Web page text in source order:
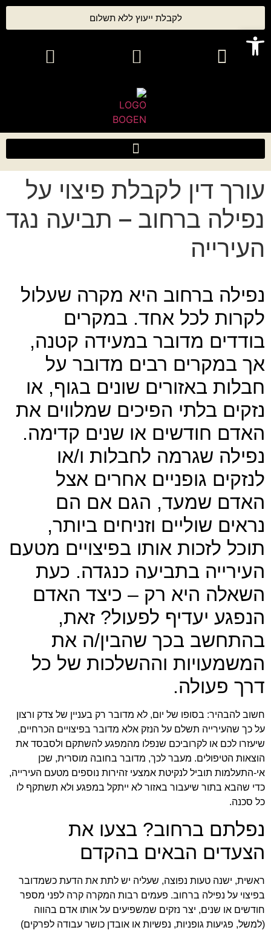
לקבלת ייעוץ ללא תשלום
עורך דין לקבלת פיצוי על
נפילה ברחוב – תביעה נגד
העירייה
נפילה ברחוב היא מקרה שעלול
לקרות לכל אחד. במקרים
בודדים מדובר במעידה קטנה,
אך במקרים רבים מדובר על
חבלות באזורים שונים בגוף, או
נזקים בלתי הפיכים שמלווים את
האדם חודשים או שנים קדימה.
נפילה שגרמה לחבלות ו/או
לנזקים גופניים אחרים אצל
האדם שמעד, הגם אם הם
נראים שוליים וזניחים ביותר,
תוכל לזכות אותו בפיצויים מטעם
העירייה בתביעה כנגדה. כעת
השאלה היא רק – כיצד האדם
הנפגע יעדיף לפעול? זאת,
בהתחשב בכך שהבין/ה את
המשמעויות וההשלכות של כל
דרך פעולה.
חשוב להבהיר: בסופו של יום, לא מדובר רק בעניין של צדק ורצון
על כך שהעירייה תשלם על הנזק אלא מדובר בפיצויים הכרחיים,
שיעזרו לכם או לקרוביכם שנפלו מהמפגע להשתקם ולסבסד את
הוצאות הטיפולים. מעבר לכך, מדובר בחובה מוסרית, שכן
אי-התעלמות תוביל לנקיטת אמצעי זהירות נוספים מטעם העירייה,
כדי שהבא בתור שיעבור באזור לא ייתקל במפגע ולא תשתקף לו
כל סכנה.
נפלתם ברחוב? בצעו את
הצעדים הבאים בהקדם
ראשית, ישנה טעות נפוצה, שעליה יש לתת את הדעת כשמדובר
בפיצוי על נפילה ברחוב. פעמים רבות המקרה קרה לפני מספר
חודשים או שנים, יצר נזקים שמשפיעים על אותו אדם בהווה
(למשל, פגיעות גופניות, נפשיות או אובדן כושר עבודה לפרקים)
פתח סרגל נגישות